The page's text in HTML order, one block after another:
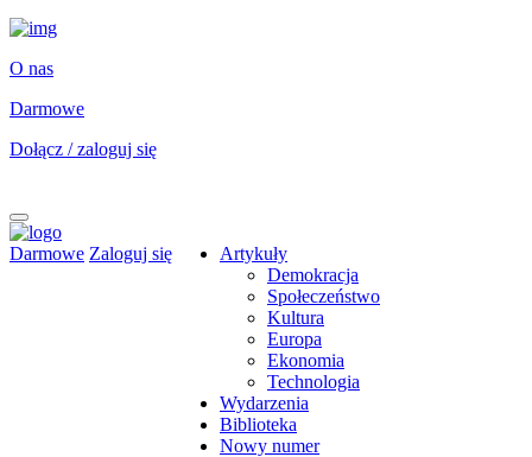
O nas
Darmowe
Dołącz / zaloguj się
Darmowe Zaloguj się
Artykuły
Demokracja
Społeczeństwo
Kultura
Europa
Ekonomia
Technologia
Wydarzenia
Biblioteka
Nowy numer